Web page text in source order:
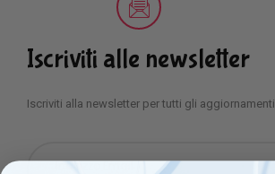
Iscriviti alle newsletter
Iscriviti alla newsletter per tutti gli aggiornamenti